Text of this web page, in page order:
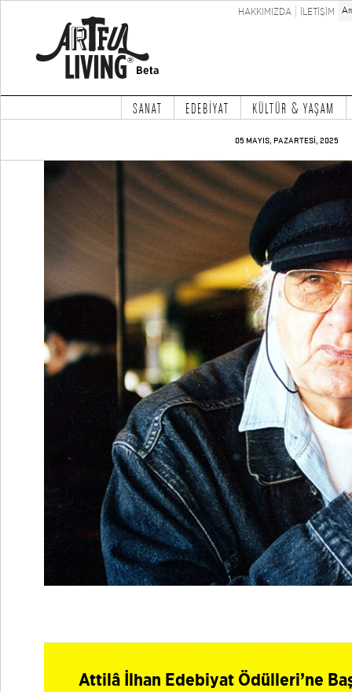
HAKKIMIZDA İLETİŞİM
SANAT EDEBİYAT KÜLTÜR & YAŞAM
05 MAYIS, PAZARTESİ, 2025
Attilâ İlhan Edebiyat Ödülleri’ne